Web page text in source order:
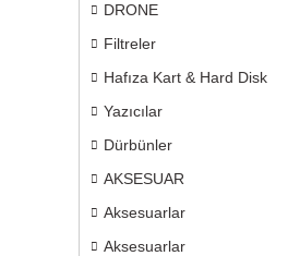
DRONE
Filtreler
Hafıza Kart & Hard Disk
Yazıcılar
Dürbünler
AKSESUAR
Aksesuarlar
Aksesuarlar